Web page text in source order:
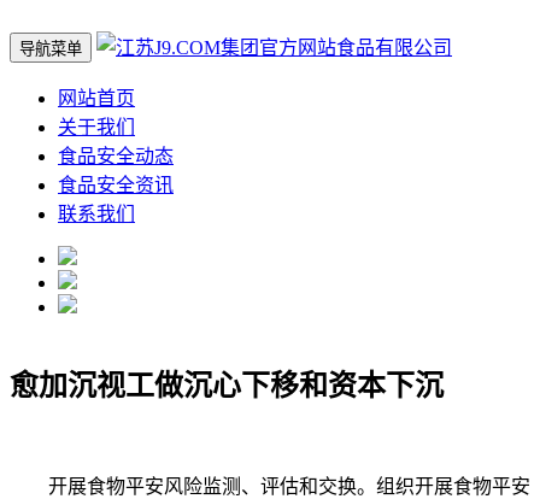
导航菜单
网站首页
关于我们
食品安全动态
食品安全资讯
联系我们
愈加沉视工做沉心下移和资本下沉
开展食物平安风险监测、评估和交换。组织开展食物平安